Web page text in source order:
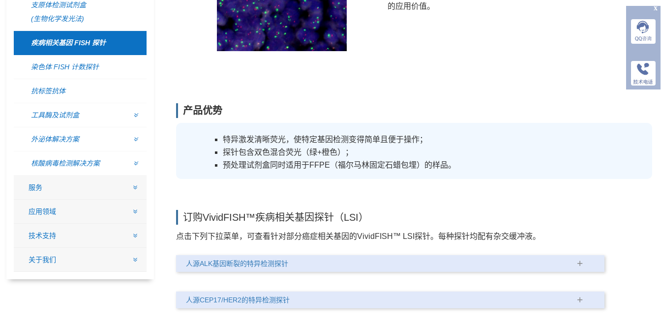
支原体检测试剂盒
(生物化学发光法)
疾病相关基因 FISH 探针
染色体 FISH 计数探针
抗标签抗体
工具酶及试剂盒
外泌体解决方案
核酸病毒检测解决方案
服务
应用领域
技术支持
关于我们
的应用价值。
产品优势
特异激发清晰荧光，使特定基因检测变得简单且便于操作；
探针包含双色混合荧光（绿+橙色）；
预处理试剂盒同时适用于FFPE（福尔马林固定石蜡包埋）的样品。
订购VividFISH™疾病相关基因探针（LSI）
点击下列下拉菜单，可查看针对部分癌症相关基因的VividFISH™ LSI探针。每种探针均配有杂交缓冲液。
人源ALK基因断裂的特异检测探针
人源CEP17/HER2的特异检测探针
x